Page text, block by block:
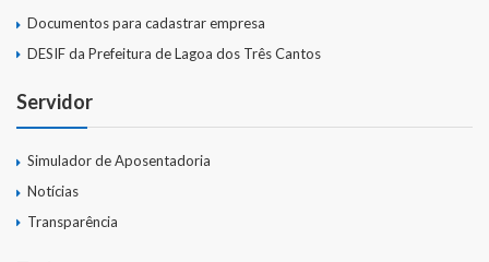
Documentos para cadastrar empresa
DESIF da Prefeitura de Lagoa dos Três Cantos
Servidor
Simulador de Aposentadoria
Notícias
Transparência